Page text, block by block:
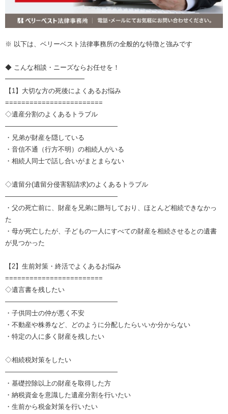
※ 以下は、ベリーベスト法律事務所の全般的な特徴と強みです
◆ こんな相談・ニーズならお任せを！
━━━━━━━━━━━━
【1】大切な方の死後によくあるお悩み
========================
◇遺産分割のよくあるトラブル
―――――――――――――――――
・兄弟が財産を隠している
・音信不通（行方不明）の相続人がいる
・相続人同士で話し合いがまとまらない
◇遺留分(遺留分侵害額請求)のよくあるトラブル
―――――――――――――――――
・父の死亡前に、財産を兄弟に贈与しており、ほとんど相続できなかっ
た
・母が死亡したが、子どもの一人にすべての財産を相続させるとの遺書
が見つかった
【2】生前対策・終活でよくあるお悩み
========================
◇遺言書を残したい
―――――――――――――――――
・子供同士の仲が悪く不安
・不動産や株券など、どのように分配したらいいか分からない
・特定の人に多く財産を残したい
◇相続税対策をしたい
―――――――――――――――――
・基礎控除以上の財産を取得した方
・納税資金を意識した遺産分割を行いたい
・生前から税金対策を行いたい